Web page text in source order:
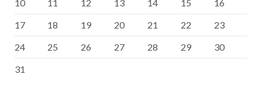
10
11 12 13 14 15
16
17
18 19 20 21 22
23
24
25 26 27 28 29
30
31